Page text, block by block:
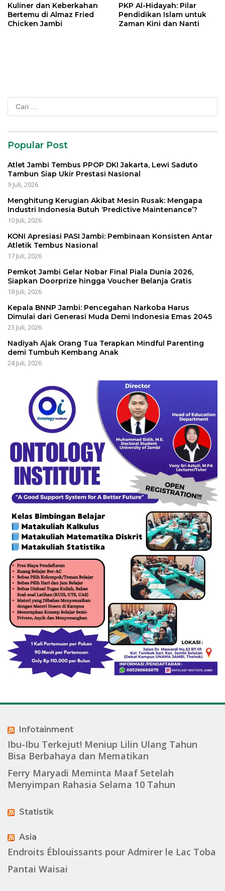
Kuliner dan Keberkahan
Bertemu di Almaz Fried
Chicken Jambi
PKP Al-Hidayah: Pilar
Pendidikan Islam untuk
Zaman Kini dan Nanti
Popular Post
Atlet Jambi Tembus PPOP DKI Jakarta, Lewi Saduto
Tambun Siap Ukir Prestasi Nasional
9 Juli, 2026
Menghitung Kerugian Akibat Mesin Rusak: Mengapa
Industri Indonesia Butuh ‘Predictive Maintenance’?
10 Juli, 2026
KONI Apresiasi PASI Jambi: Pembinaan Konsisten Antar
Atletik Tembus Nasional
17 Juli, 2026
Pemkot Jambi Gelar Nobar Final Piala Dunia 2026,
Siapkan Doorprize hingga Voucher Belanja Gratis
18 Juli, 2026
Kepala BNNP Jambi: Pencegahan Narkoba Harus
Dimulai dari Generasi Muda Demi Indonesia Emas 2045
23 Juli, 2026
Nadiyah Ajak Orang Tua Terapkan Mindful Parenting
demi Tumbuh Kembang Anak
24 Juli, 2026
Infotainment
Ibu-Ibu Terkejut! Meniup Lilin Ulang Tahun
Bisa Berbahaya dan Mematikan
Ferry Maryadi Meminta Maaf Setelah
Menyimpan Rahasia Selama 10 Tahun
Statistik
Asia
Endroits Éblouissants pour Admirer le Lac Toba
Pantai Waisai